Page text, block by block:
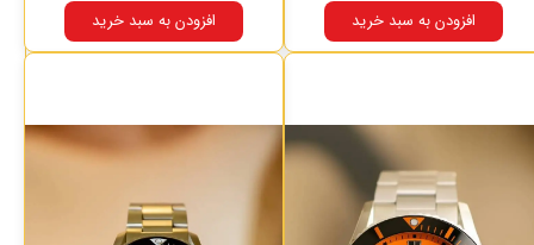
افزودن به سبد خرید افزودن به سبد خرید